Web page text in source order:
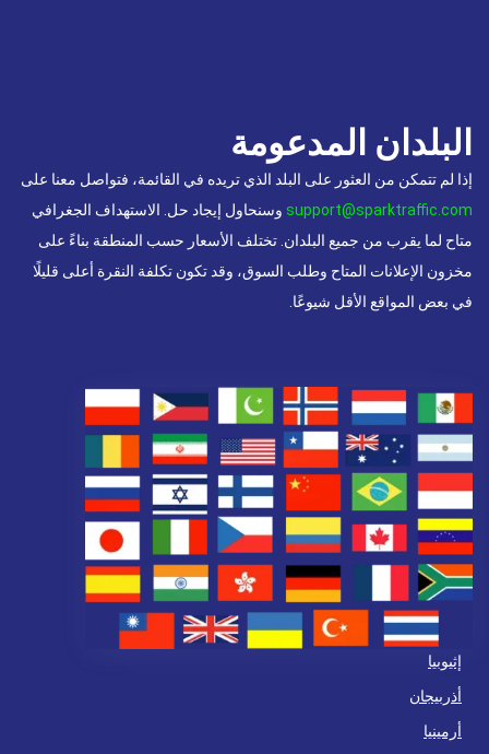
البلدان المدعومة
إذا لم تتمكن من العثور على البلد الذي تريده في القائمة، فتواصل معنا على
support@sparktraffic.com وسنحاول إيجاد حل. الاستهداف الجغرافي
متاح لما يقرب من جميع البلدان. تختلف الأسعار حسب المنطقة بناءً على
مخزون الإعلانات المتاح وطلب السوق، وقد تكون تكلفة النقرة أعلى قليلًا
في بعض المواقع الأقل شيوعًا.
إثيوبيا
أذربيجان
أرمينيا